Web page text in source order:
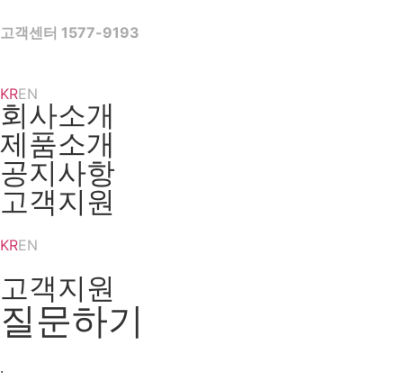
to
고객센터 1577-9193
KREN
회사소개
제품소개
공지사항
고객지원
KREN
고객지원
질문하기
·